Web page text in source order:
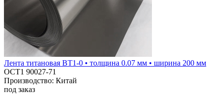
Лента титановая ВТ1-0 • толщина 0.07 мм • ширина 200 мм
ОСТ1 90027-71
Производство: Китай
под заказ